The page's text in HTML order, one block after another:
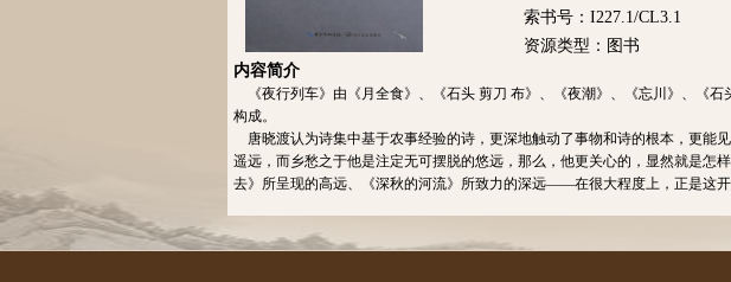
索书号：I227.1/CL3.1
资源类型：图书
内容简介
《夜行列车》由《月全食》、《石头 剪刀 布》、《夜潮》、《忘川》、《
构成。
唐晓渡认为诗集中基于农事经验的诗，更深地触动了事物和诗的根本，更能
遥远，而乡愁之于他是注定无可摆脱的悠远，那么，他更关心的，显然就是怎
去》所呈现的高远、《深秋的河流》所致力的深远——在很大程度上，正是这